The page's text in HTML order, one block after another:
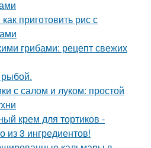
приготовить рис с
грибами: рецепт свежих
рыбой.
с салом и луком: простой
крем для тортиков -
из 3 ингредиентов!